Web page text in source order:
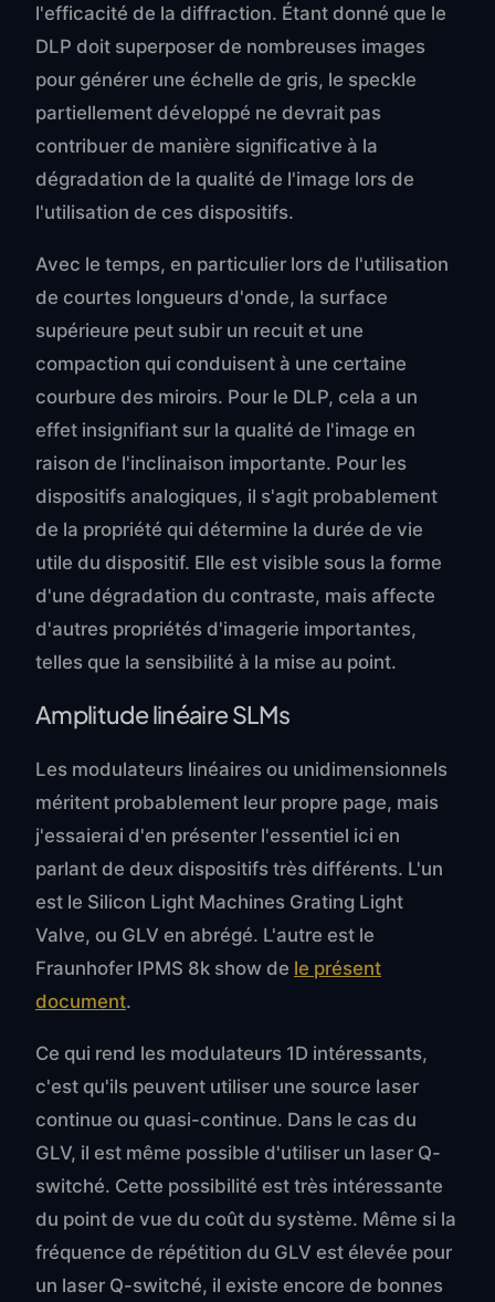
l'efficacité de la diffraction. Étant donné que le
DLP doit superposer de nombreuses images
pour générer une échelle de gris, le speckle
partiellement développé ne devrait pas
contribuer de manière significative à la
dégradation de la qualité de l'image lors de
l'utilisation de ces dispositifs.
Avec le temps, en particulier lors de l'utilisation
de courtes longueurs d'onde, la surface
supérieure peut subir un recuit et une
compaction qui conduisent à une certaine
courbure des miroirs. Pour le DLP, cela a un
effet insignifiant sur la qualité de l'image en
raison de l'inclinaison importante. Pour les
dispositifs analogiques, il s'agit probablement
de la propriété qui détermine la durée de vie
utile du dispositif. Elle est visible sous la forme
d'une dégradation du contraste, mais affecte
d'autres propriétés d'imagerie importantes,
telles que la sensibilité à la mise au point.
Amplitude linéaire SLMs
Les modulateurs linéaires ou unidimensionnels
méritent probablement leur propre page, mais
j'essaierai d'en présenter l'essentiel ici en
parlant de deux dispositifs très différents. L'un
est le Silicon Light Machines Grating Light
Valve, ou GLV en abrégé. L'autre est le
Fraunhofer IPMS 8k show de le présent
document.
Ce qui rend les modulateurs 1D intéressants,
c'est qu'ils peuvent utiliser une source laser
continue ou quasi-continue. Dans le cas du
GLV, il est même possible d'utiliser un laser Q-
switché. Cette possibilité est très intéressante
du point de vue du coût du système. Même si la
fréquence de répétition du GLV est élevée pour
un laser Q-switché, il existe encore de bonnes